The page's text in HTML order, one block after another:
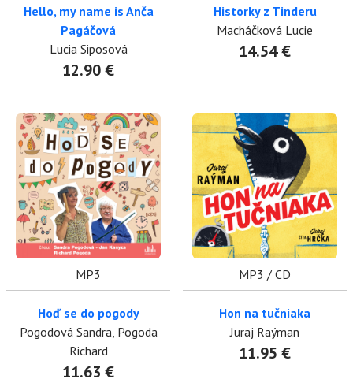
Hello, my name is Anča
Pagáčová
Lucia Siposová
12.90 €
Historky z Tinderu
Macháčková Lucie
14.54 €
MP3
Hoď se do pogody
Pogodová Sandra, Pogoda
Richard
11.63 €
MP3 / CD
Hon na tučniaka
Juraj Raýman
11.95 €